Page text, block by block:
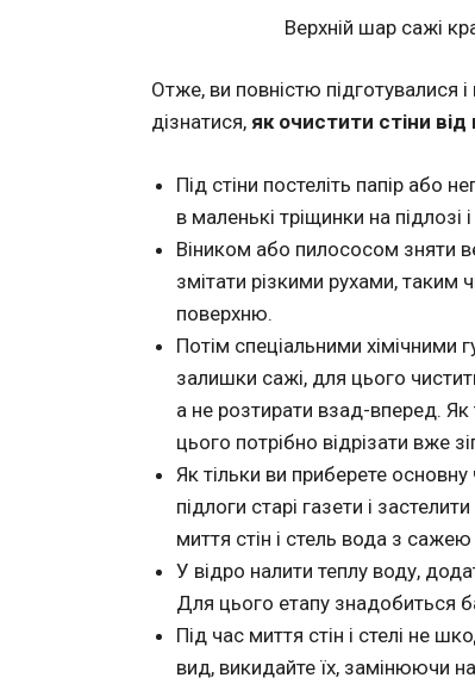
Верхній шар сажі
Отже, ви повністю підготувалися
дізнатися, як очистити стіни від
Під стіни постеліть папір або
в маленькі тріщинки на підлозі
Віником або пилососом зняти
змітати різкими рухами,
поверхню.
Потім спеціальними хімічними
залишки сажі, для цього
а не розтирати взад-вперед. Як
цього потрібно відрізати вже
Як тільки ви приберете
підлоги старі газети і
миття стін і стель вода з
У відро налити теплу воду,
Для цього етапу знадобиться
Під час миття стін і стелі не
вид, викидайте їх, замінюючи